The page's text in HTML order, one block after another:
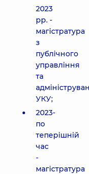
2023
рр. -
магістратура
з
публічного
управління
та
УКУ;
2023-
по
теперішній
час
-
магістратура